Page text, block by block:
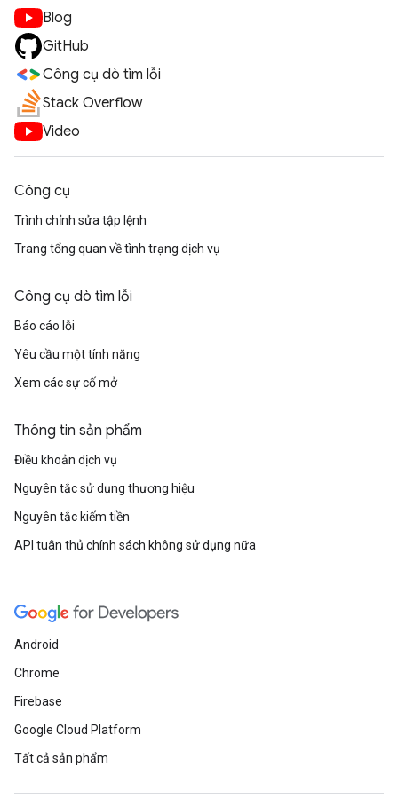
Blog
GitHub
Công cụ dò tìm lỗi
Stack Overflow
Video
Công cụ
Trình chỉnh sửa tập lệnh
Trang tổng quan về tình trạng dịch vụ
Công cụ dò tìm lỗi
Báo cáo lỗi
Yêu cầu một tính năng
Xem các sự cố mở
Thông tin sản phẩm
Điều khoản dịch vụ
Nguyên tắc sử dụng thương hiệu
Nguyên tắc kiếm tiền
API tuân thủ chính sách không sử dụng nữa
Android
Chrome
Firebase
Google Cloud Platform
Tất cả sản phẩm